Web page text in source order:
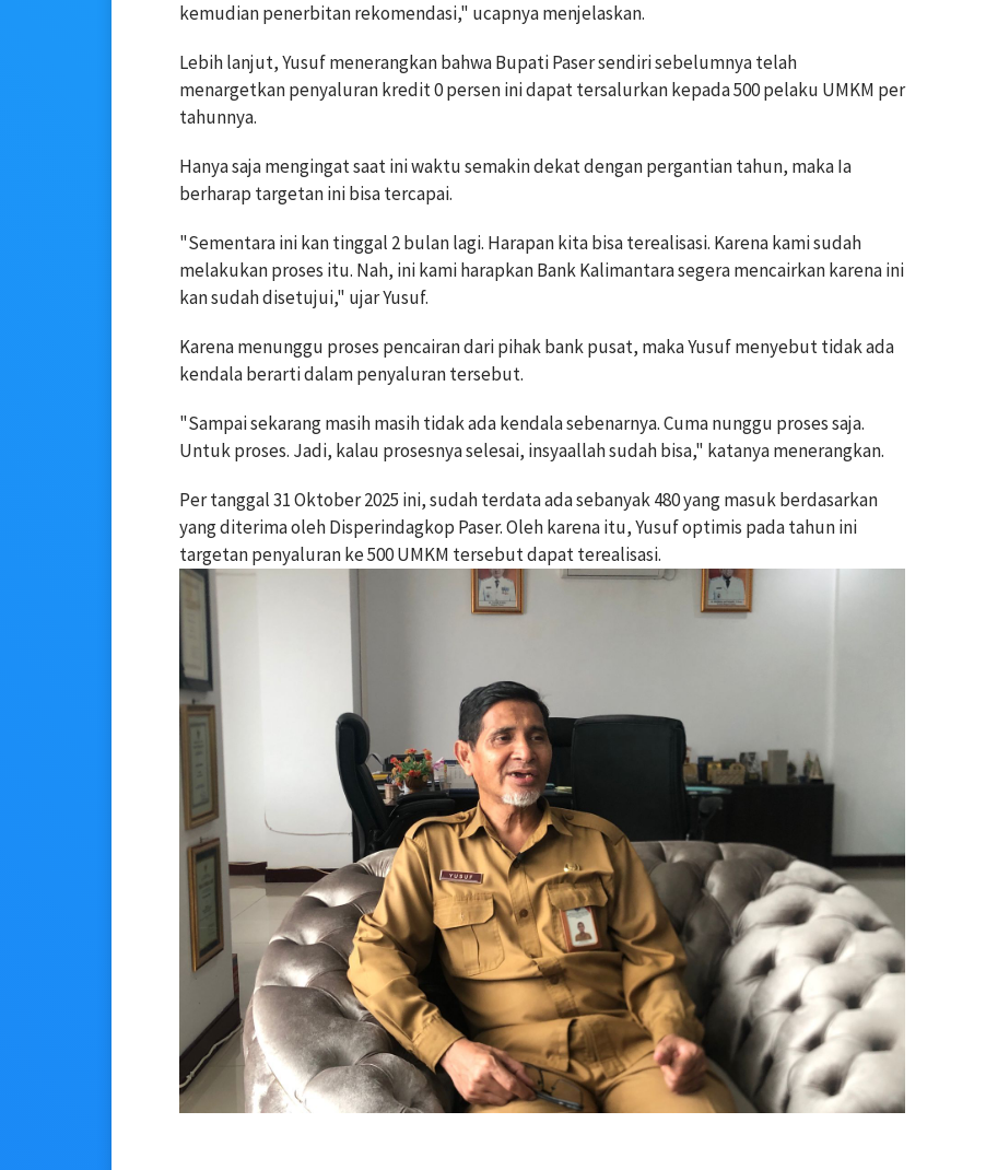
kemudian penerbitan rekomendasi," ucapnya menjelaskan.
Lebih lanjut, Yusuf menerangkan bahwa Bupati Paser sendiri sebelumnya telah
menargetkan penyaluran kredit 0 persen ini dapat tersalurkan kepada 500 pelaku UMKM per
tahunnya.
Hanya saja mengingat saat ini waktu semakin dekat dengan pergantian tahun, maka Ia
berharap targetan ini bisa tercapai.
"Sementara ini kan tinggal 2 bulan lagi. Harapan kita bisa terealisasi. Karena kami sudah
melakukan proses itu. Nah, ini kami harapkan Bank Kalimantara segera mencairkan karena ini
kan sudah disetujui," ujar Yusuf.
Karena menunggu proses pencairan dari pihak bank pusat, maka Yusuf menyebut tidak ada
kendala berarti dalam penyaluran tersebut.
"Sampai sekarang masih masih tidak ada kendala sebenarnya. Cuma nunggu proses saja.
Untuk proses. Jadi, kalau prosesnya selesai, insyaallah sudah bisa," katanya menerangkan.
Per tanggal 31 Oktober 2025 ini, sudah terdata ada sebanyak 480 yang masuk berdasarkan
yang diterima oleh Disperindagkop Paser. Oleh karena itu, Yusuf optimis pada tahun ini
targetan penyaluran ke 500 UMKM tersebut dapat terealisasi.